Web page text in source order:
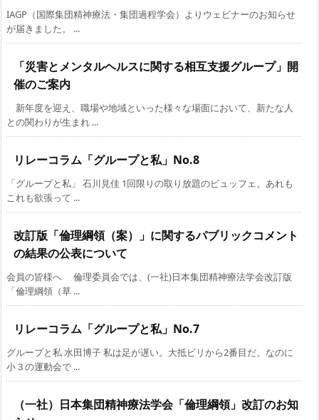
IAGP（国際集団精神療法・集団過程学会）よりウェビナーのお知らせ
が届きました。 ...
「災害とメンタルヘルスに関する相互支援グループ」開
催のご案内
新年度を迎え、職場や地域といった様々な場面において、新たな人
との関わりが生まれ ...
リレーコラム「グループと私」No.8
「グループと私」 石川見佳 1回限りの取り放題のビュッフェ。あれも
これも欲張って ...
改訂版「倫理綱領（案）」に関するパブリックコメント
の結果の公表について
会員の皆様へ 倫理委員会では、(一社)日本集団精神療法学会改訂版
「倫理綱領（草 ...
リレーコラム「グループと私」No.7
グループと私 水田博子 私は足が遅い。大抵ビリから2番目だ。なのに
小３の運動会で ...
（一社）日本集団精神療法学会「倫理綱領」改訂のお知